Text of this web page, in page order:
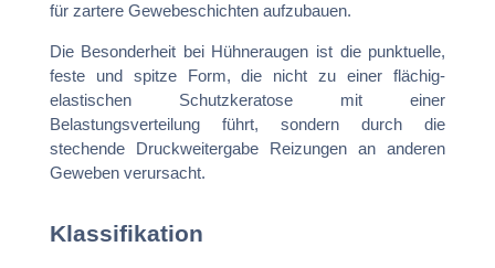
für zartere Gewebeschichten aufzubauen.
Die Besonderheit bei Hühneraugen ist die punktuelle,
feste und spitze Form, die nicht zu einer flächig-
elastischen Schutzkeratose mit einer
Belastungsverteilung führt, sondern durch die
stechende Druckweitergabe Reizungen an anderen
Geweben verursacht.
Klassifikation